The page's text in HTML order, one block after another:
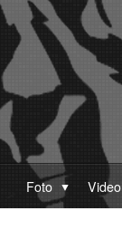
Foto Video